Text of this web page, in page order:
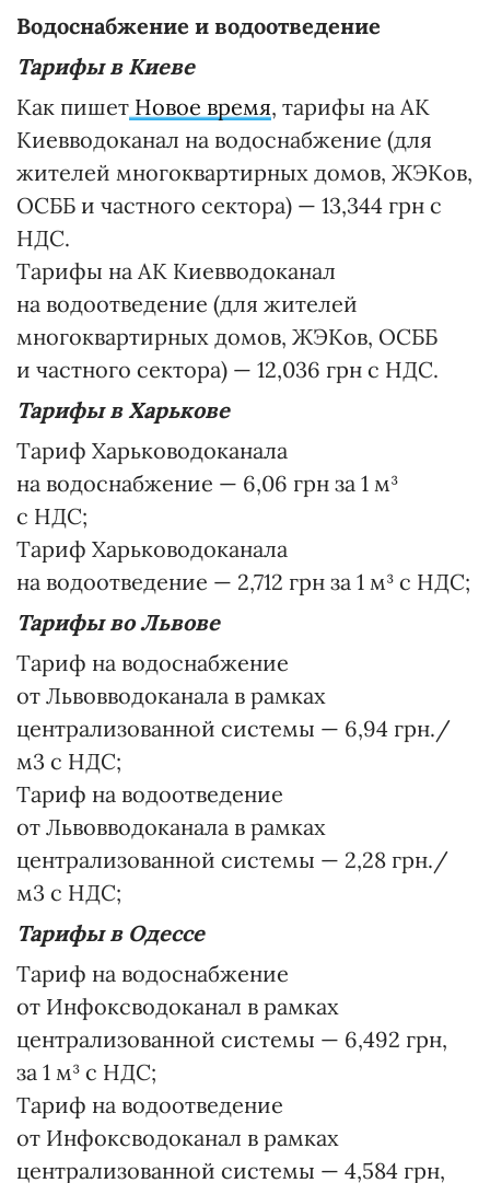
Водоснабжение и водоотведение
Тарифы в Киеве
Как пишет Новое время, тарифы на АК
Киевводоканал на водоснабжение (для
жителей многоквартирных домов, ЖЭКов,
ОСББ и частного сектора) — 13,344 грн с
НДС.
Тарифы на АК Киевводоканал
на водоотведение (для жителей
многоквартирных домов, ЖЭКов, ОСББ
и частного сектора) — 12,036 грн с НДС.
Тарифы в Харькове
Тариф Харьководоканала
на водоснабжение — 6,06 грн за 1 м³
с НДС;
Тариф Харьководоканала
на водоотведение — 2,712 грн за 1 м³ с НДС;
Тарифы во Львове
Тариф на водоснабжение
от Львовводоканала в рамках
централизованной системы — 6,94 грн./
м3 с НДС;
Тариф на водоотведение
от Львовводоканала в рамках
централизованной системы — 2,28 грн./
м3 с НДС;
Тарифы в Одессе
Тариф на водоснабжение
от Инфоксводоканал в рамках
централизованной системы — 6,492 грн,
за 1 м³ с НДС;
Тариф на водоотведение
от Инфоксводоканал в рамках
централизованной системы — 4,584 грн,